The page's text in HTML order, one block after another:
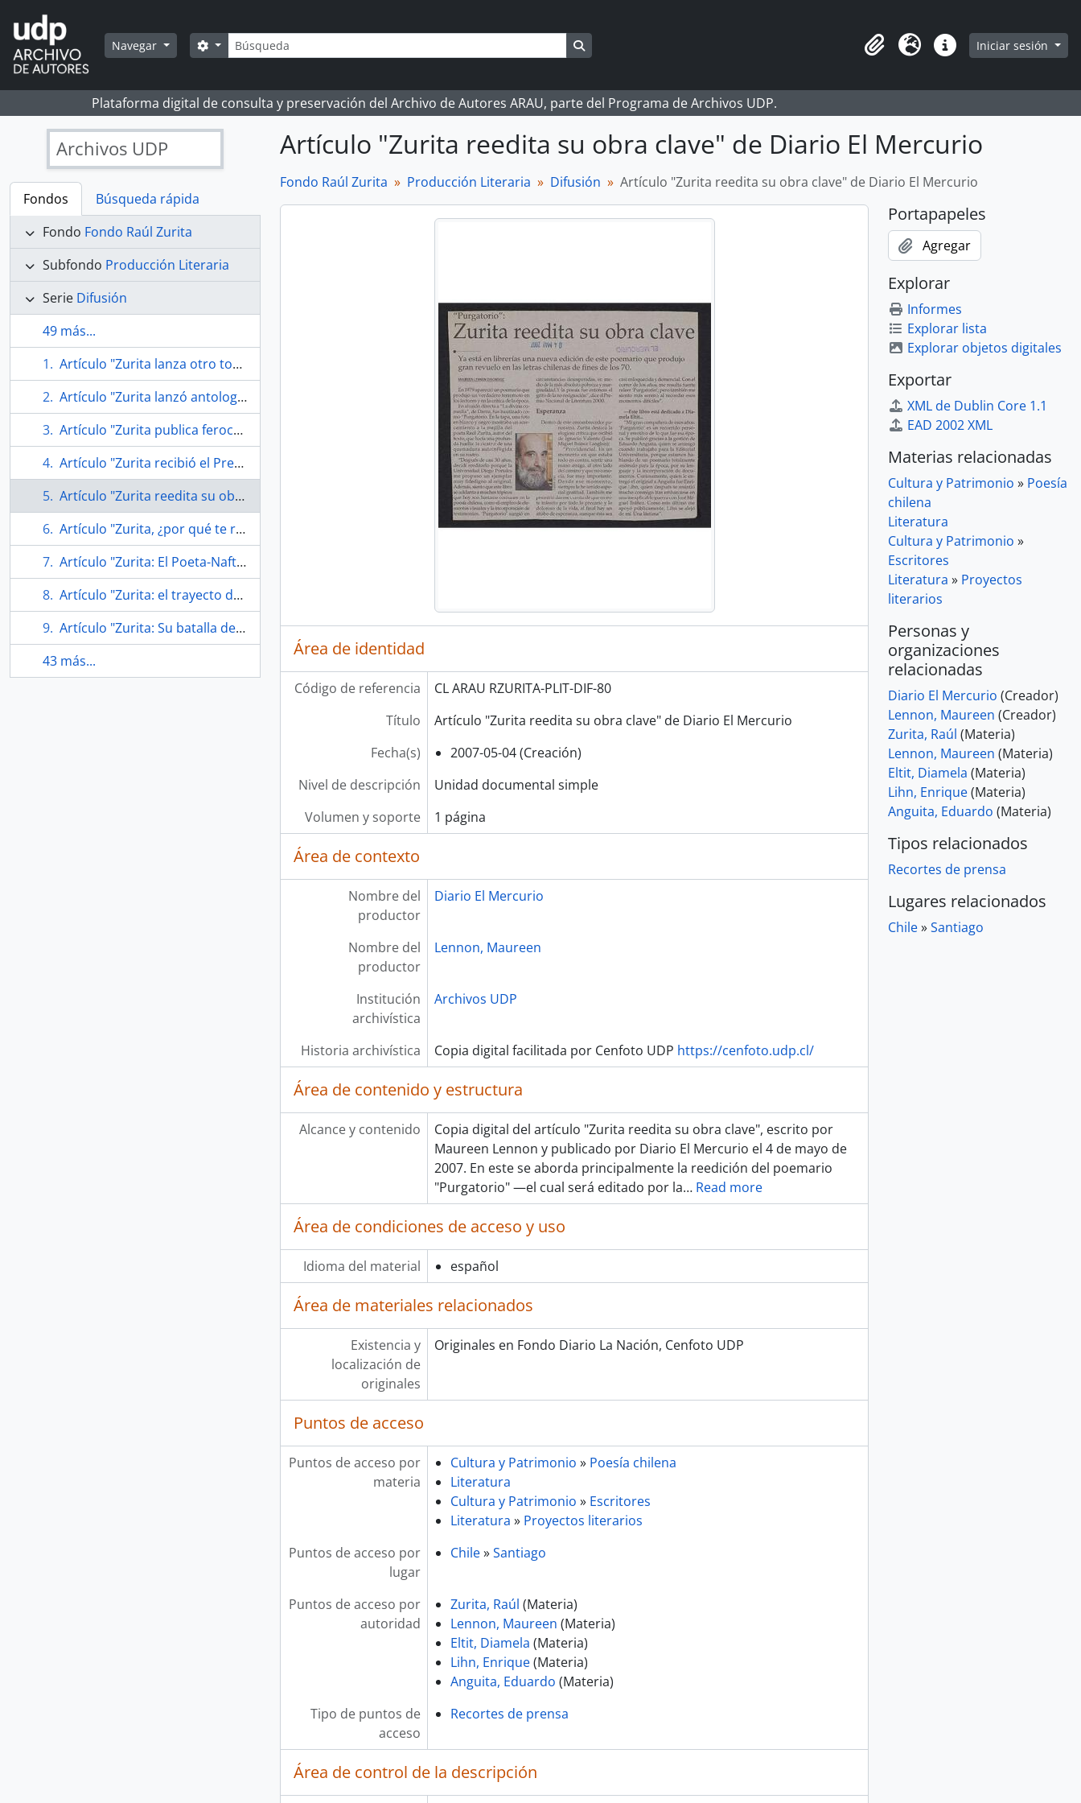
Skip to main content
Navegar Búsqueda
Search options
Portapapeles
Idioma Enlaces rápidos
Iniciar sesión
Plataforma digital de consulta y preservación del Archivo de Autores ARAU, parte del Programa de Archivos UDP.
Archivos UDP
Fondos
Búsqueda rápida
Fondo Fondo Raúl Zurita
Subfondo Producción Literaria
Serie Difusión
49 más...
Artículo "Zurita lanza otro tomo de su apocalíptica obra biográfica" de Diario La Tercera
Artículo "Zurita lanzó antología y prepara sus memorias" de Diario El Mercurio
Artículo "Zurita publica feroces cantos de amor" de Diario La Nación
Artículo "Zurita recibió el Premio Nacional" por Diario La Tercera
Artículo "Zurita reedita su obra clave" de Diario El Mercurio
Artículo "Zurita, ¿por qué te rompes?" de Diario La Nación
Artículo "Zurita: El Poeta-Nafta" de Diario El Mercurio
Artículo "Zurita: el trayecto del profeta desde el desierto de las aguas" de Diario La Tercera
Artículo "Zurita: Su batalla de la memoria" de Diario La Tercera
43 más...
Artículo "Zurita reedita su obra clave" de Diario El Mercurio
Fondo Raúl Zurita Producción Literaria Difusión Artículo "Zurita reedita su obra clave" de Diario El Mercurio
Área de identidad
Código de referencia
CL ARAU RZURITA-PLIT-DIF-80
Título
Artículo "Zurita reedita su obra clave" de Diario El Mercurio
Fecha(s)
2007-05-04 (Creación)
Nivel de descripción
Unidad documental simple
Volumen y soporte
1 página
Área de contexto
Nombre del
productor
Diario El Mercurio
Nombre del
productor
Lennon, Maureen
Institución
archivística
Archivos UDP
Historia archivística Copia digital facilitada por Cenfoto UDP https://cenfoto.udp.cl/
Área de contenido y estructura
Alcance y contenido
Copia digital del artículo "Zurita reedita su obra clave", escrito por
Maureen Lennon y publicado por Diario El Mercurio el 4 de mayo de
2007. En este se aborda principalmente la reedición del poemario
"Purgatorio" —el cual será editado por la… Read more
Área de condiciones de acceso y uso
Idioma del material español
Área de materiales relacionados
Existencia y
localización de
originales
Originales en Fondo Diario La Nación, Cenfoto UDP
Puntos de acceso
Puntos de acceso por
materia
Cultura y Patrimonio » Poesía chilena
Literatura
Cultura y Patrimonio » Escritores
Literatura » Proyectos literarios
Puntos de acceso por
lugar
Chile»Santiago
Puntos de acceso por
autoridad
Zurita, Raúl (Materia)
Lennon, Maureen (Materia)
Eltit, Diamela (Materia)
Lihn, Enrique(Materia)
Anguita, Eduardo (Materia)
Tipo de puntos de
acceso
Recortes de prensa
Área de control de la descripción
Portapapeles
Agregar
Explorar
Informes
Explorar lista
Explorar objetos digitales
Exportar
XML de Dublin Core 1.1
EAD 2002 XML
Materias relacionadas
Cultura y Patrimonio » Poesía
chilena
Literatura
Cultura y Patrimonio »
Escritores
Literatura » Proyectos
literarios
Personas y
organizaciones
relacionadas
Diario El Mercurio (Creador)
Lennon, Maureen (Creador)
Zurita, Raúl (Materia)
Lennon, Maureen (Materia)
Eltit, Diamela (Materia)
Lihn, Enrique(Materia)
Anguita, Eduardo (Materia)
Tipos relacionados
Recortes de prensa
Lugares relacionados
Chile»Santiago